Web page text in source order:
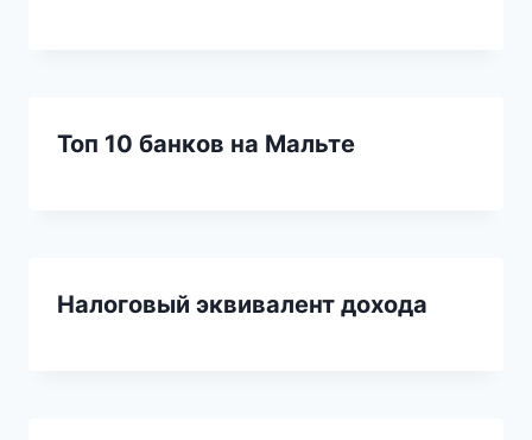
Топ 10 банков на Мальте
Налоговый эквивалент дохода